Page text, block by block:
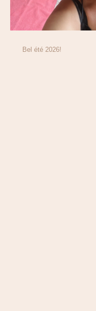
Bel été 2026!